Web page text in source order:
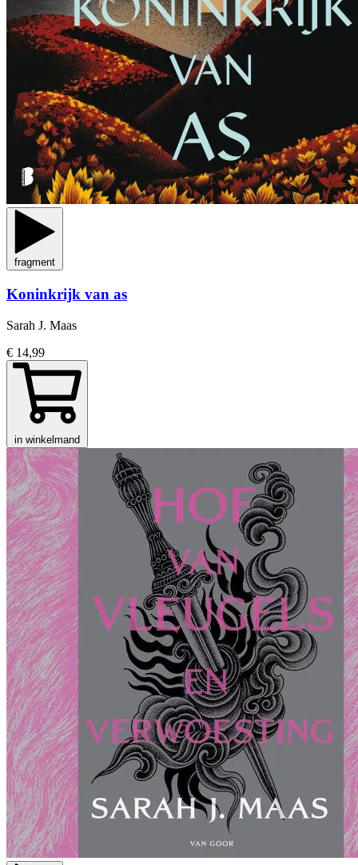
fragment
Koninkrijk van as
Sarah J. Maas
€ 14,99
in winkelmand